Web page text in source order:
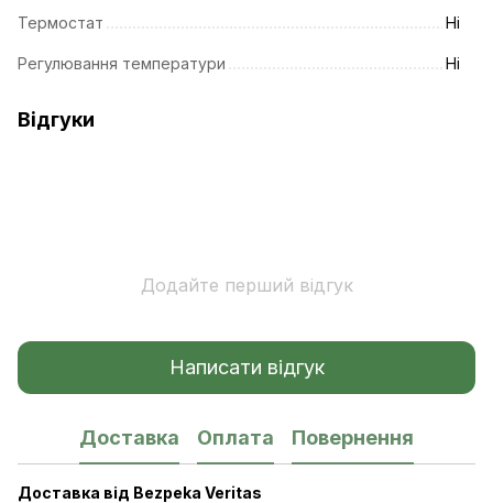
Термостат Ні
Регулювання температури Ні
Відгуки
Додайте перший відгук
Написати відгук
Доставка Оплата Повернення
Доставка від Bezpeka Veritas